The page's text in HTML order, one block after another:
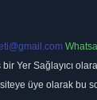
Yer Sağlayıcı
üye olarak